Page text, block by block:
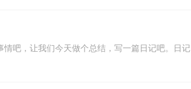
吧，让我们今天做个总结，写一篇日记吧。日记